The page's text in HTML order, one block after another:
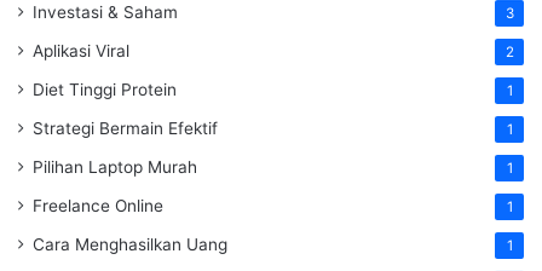
Investasi & Saham 3
Aplikasi Viral 2
Diet Tinggi Protein 1
Strategi Bermain Efektif 1
Pilihan Laptop Murah 1
Freelance Online 1
Cara Menghasilkan Uang 1